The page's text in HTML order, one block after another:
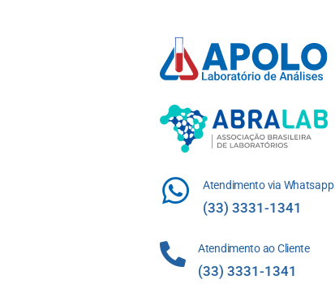
Atendimento via Whatsapp
(33) 3331-1341
Atendimento ao Cliente
(33) 3331-1341